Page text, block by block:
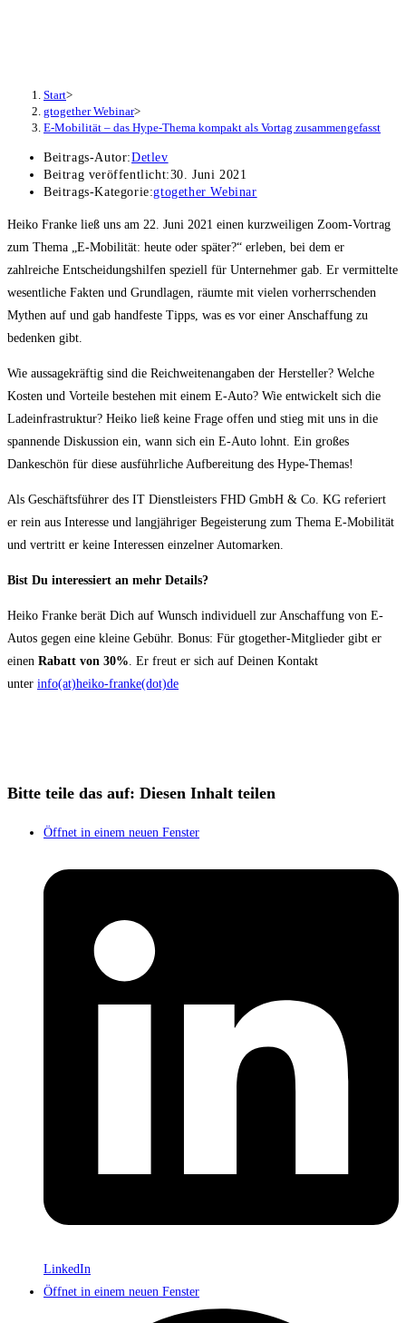
Start>
gtogether Webinar>
E-Mobilität – das Hype-Thema kompakt als Vortag zusammengefasst
Beitrags-Autor:Detlev
Beitrag veröffentlicht:30. Juni 2021
Beitrags-Kategorie:gtogether Webinar
Heiko Franke ließ uns am 22. Juni 2021 einen kurzweiligen Zoom-Vortrag
zum Thema „E-Mobilität: heute oder später?“ erleben, bei dem er
zahlreiche Entscheidungshilfen speziell für Unternehmer gab. Er vermittelte
wesentliche Fakten und Grundlagen, räumte mit vielen vorherrschenden
Mythen auf und gab handfeste Tipps, was es vor einer Anschaffung zu
bedenken gibt.
Wie aussagekräftig sind die Reichweitenangaben der Hersteller? Welche
Kosten und Vorteile bestehen mit einem E-Auto? Wie entwickelt sich die
Ladeinfrastruktur? Heiko ließ keine Frage offen und stieg mit uns in die
spannende Diskussion ein, wann sich ein E-Auto lohnt. Ein großes
Dankeschön für diese ausführliche Aufbereitung des Hype-Themas!
Als Geschäftsführer des IT Dienstleisters FHD GmbH & Co. KG referiert
er rein aus Interesse und langjähriger Begeisterung zum Thema E-Mobilität
und vertritt er keine Interessen einzelner Automarken.
Bist Du interessiert an mehr Details?
Heiko Franke berät Dich auf Wunsch individuell zur Anschaffung von E-
Autos gegen eine kleine Gebühr. Bonus: Für gtogether-Mitglieder gibt er
einen Rabatt von 30% . Er freut er sich auf Deinen Kontakt
unter info(at)heiko-franke(dot)de
Bitte teile das auf: Diesen Inhalt teilen
Öffnet in einem neuen Fenster
LinkedIn
Öffnet in einem neuen Fenster